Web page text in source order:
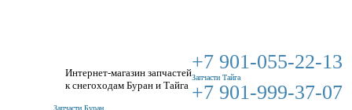
Интернет-магазин запчастей
к снегоходам Буран и Тайга
+7 901-055-22-13
Запчасти Тайга
+7 901-999-37-07
Запчасти Буран